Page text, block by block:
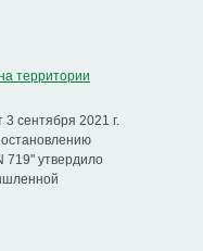
территории
сентября 2021 г.
719" утвердило